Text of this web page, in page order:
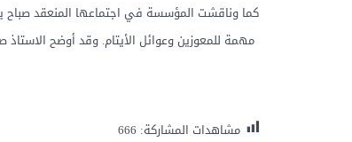
كما وناقشت المؤسسة في اجتماعها المنعقد صباح
مهمة للمعوزين وعوائل الأيتام. وقد أوضح
مشاهدات المشاركة: 666